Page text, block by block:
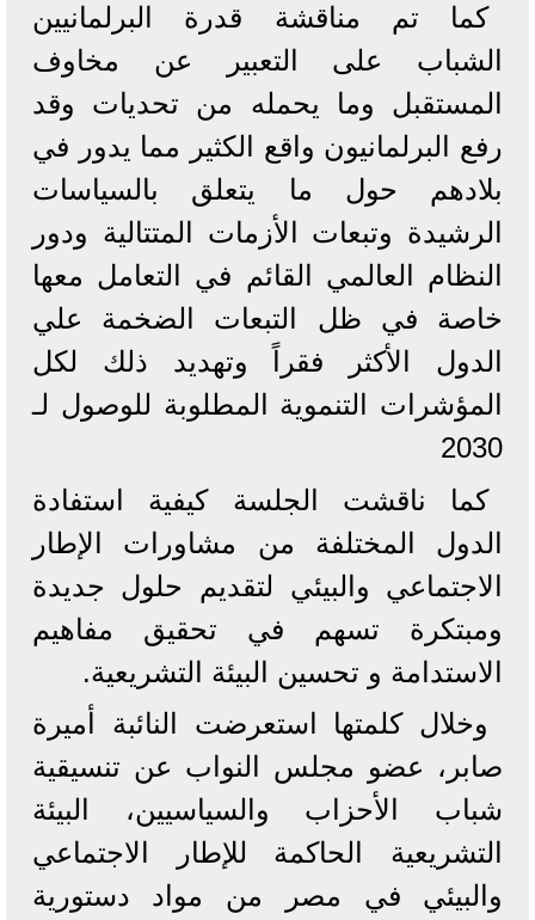
كما تم مناقشة ‎قدرة البرلمانيين
الشباب على التعبير عن مخاوف
المستقبل وما يحمله من تحديات وقد
رفع البرلمانيون واقع الكثير مما يدور في
بلادهم حول ما يتعلق بالسياسات
الرشيدة وتبعات الأزمات المتتالية ودور
النظام العالمي القائم في التعامل معها
خاصة في ظل التبعات الضخمة علي
الدول الأكثر فقراً وتهديد ذلك لكل
المؤشرات التنموية المطلوبة للوصول لـ
2030
كما ناقشت الجلسة كيفية استفادة
الدول المختلفة من مشاورات الإطار
الاجتماعي والبيئي لتقديم حلول جديدة
ومبتكرة تسهم في تحقيق مفاهيم
الاستدامة و تحسين البيئة التشريعية.
وخلال كلمتها استعرضت النائبة أميرة
صابر، عضو مجلس النواب عن تنسيقية
شباب الأحزاب والسياسيين، البيئة
التشريعية الحاكمة للإطار الاجتماعي
والبيئي في مصر من مواد دستورية